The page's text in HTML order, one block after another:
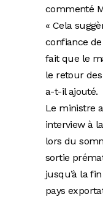
commenté
« Cela
confiance
fait que le
le retour
a-t-il ajouté.
Le ministre
interview à
lors du
sortie
jusqu’à la
pays